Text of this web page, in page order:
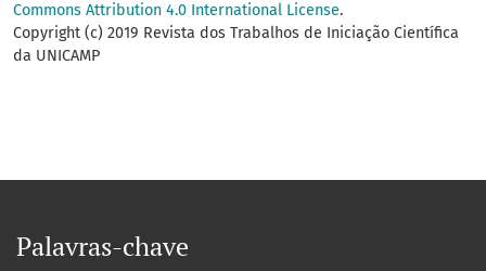
Commons Attribution 4.0 International License.
Copyright (c) 2019 Revista dos Trabalhos de Iniciação Científica
da UNICAMP
Palavras-chave